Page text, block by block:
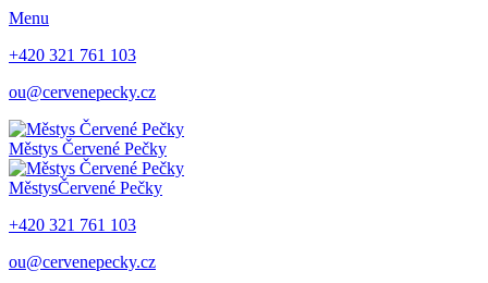
Menu
+420 321 761 103
ou@cervenepecky.cz
Městys Červené Pečky
MěstysČervené Pečky
+420 321 761 103
ou@cervenepecky.cz